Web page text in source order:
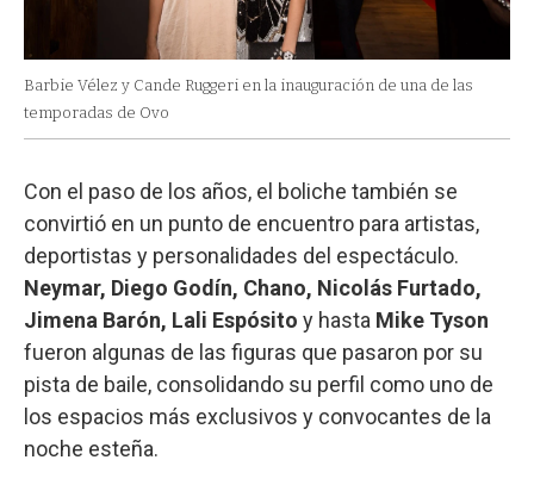
Barbie Vélez y Cande Ruggeri en la inauguración de una de las
temporadas de Ovo
Con el paso de los años, el boliche también se
convirtió en un punto de encuentro para artistas,
deportistas y personalidades del espectáculo.
Neymar, Diego Godín, Chano, Nicolás Furtado,
Jimena Barón, Lali Espósito y hasta Mike Tyson
fueron algunas de las figuras que pasaron por su
pista de baile, consolidando su perfil como uno de
los espacios más exclusivos y convocantes de la
noche esteña.